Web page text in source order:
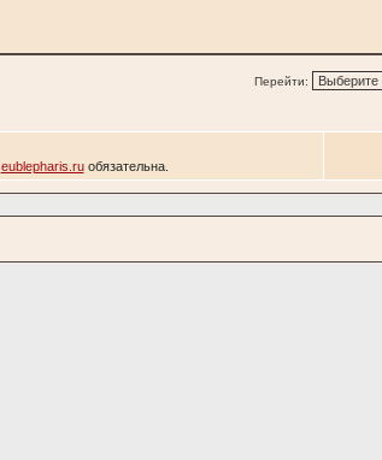
Перейти:
eublepharis.ruобязательна.